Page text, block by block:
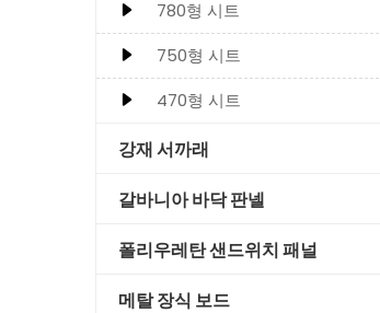
780형 시트
750형 시트
470형 시트
강재 서까래
갈바니아 바닥 판넬
폴리우레탄 샌드위치 패널
메탈 장식 보드